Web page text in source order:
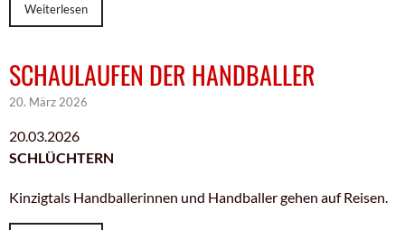
Weiterlesen
SCHAULAUFEN DER HANDBALLER
20. März 2026
20.03.2026
SCHLÜCHTERN
Kinzigtals Handballerinnen und Handballer gehen auf Reisen.